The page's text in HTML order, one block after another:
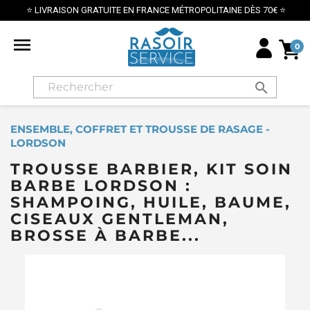
⭐ LIVRAISON GRATUITE EN FRANCE MÉTROPOLITAINE DÈS 70€ ⭐
 0
search
ENSEMBLE, COFFRET ET TROUSSE DE RASAGE -
LORDSON
TROUSSE BARBIER, KIT SOIN
BARBE LORDSON :
SHAMPOING, HUILE, BAUME,
CISEAUX GENTLEMAN,
BROSSE À BARBE...